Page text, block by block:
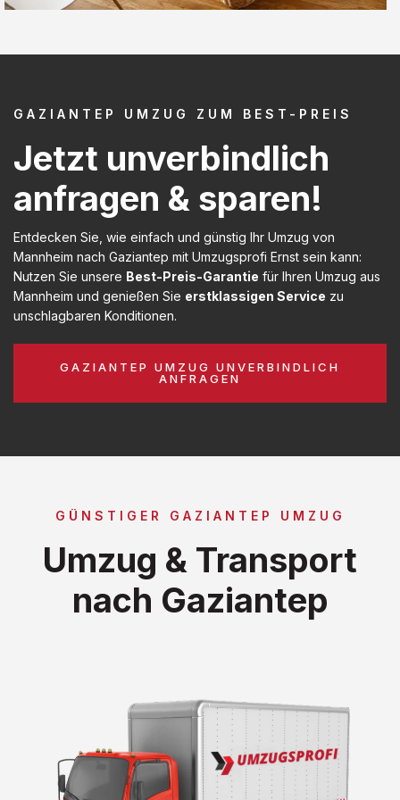
GAZIANTEP UMZUG ZUM BEST-PREIS
Jetzt unverbindlich
anfragen & sparen!
Entdecken Sie, wie einfach und günstig Ihr Umzug von
Mannheim nach Gaziantep mit Umzugsprofi Ernst sein kann:
Nutzen Sie unsere Best-Preis-Garantie für Ihren Umzug aus
Mannheim und genießen Sie erstklassigen Service zu
unschlagbaren Konditionen.
GAZIANTEP UMZUG UNVERBINDLICH
ANFRAGEN
GÜNSTIGER GAZIANTEP UMZUG
Umzug & Transport
nach Gaziantep